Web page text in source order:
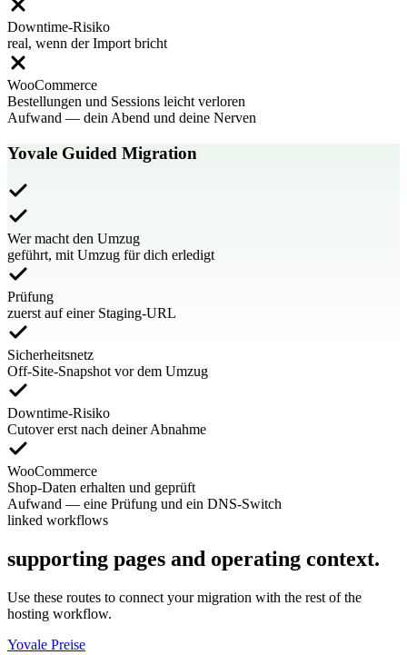
Downtime-Risiko
real, wenn der Import bricht
WooCommerce
Bestellungen und Sessions leicht verloren
Aufwand — dein Abend und deine Nerven
Yovale Guided Migration
Wer macht den Umzug
geführt, mit Umzug für dich erledigt
Prüfung
zuerst auf einer Staging-URL
Sicherheitsnetz
Off-Site-Snapshot vor dem Umzug
Downtime-Risiko
Cutover erst nach deiner Abnahme
WooCommerce
Shop-Daten erhalten und geprüft
Aufwand — eine Prüfung und ein DNS-Switch
linked workflows
supporting pages and operating context.
Use these routes to connect your migration with the rest of the
hosting workflow.
Yovale Preise